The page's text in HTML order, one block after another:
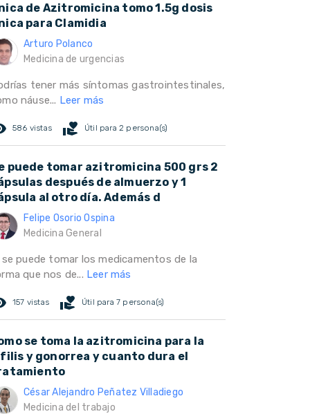
de Azitromicina tomo 1.5g dosis
para Clamidia
Arturo Polanco
Medicina de urgencias
tener más síntomas gastrointestinales,
náuse... Leer más
586 vistas volunteer_activism Útil para 2 persona(s)
puede tomar azitromicina 500 grs 2
después de almuerzo y 1
al otro día. Además d
Felipe Osorio Ospina
Medicina General
se puede tomar los medicamentos de la
que nos de... Leer más
157 vistas volunteer_activism Útil para 7 persona(s)
se toma la azitromicina para la
y gonorrea y cuanto dura el
César Alejandro Peñatez Villadiego
Medicina del trabajo